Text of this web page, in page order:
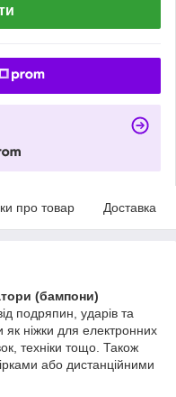
про товар Доставка
(бампони)
подряпин, ударів та
як ніжки для електронних
техніки тощо. Також
або дистанційними